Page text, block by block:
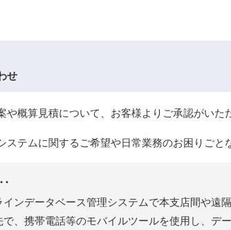
せ
や概算見積について、お客様よりご承認がい
ステムに関するご希望や日常業務のお困りご
･
インデータベース管理システムで本支店間や遠
、携帯電話等のモバイルツールを使用し、デ